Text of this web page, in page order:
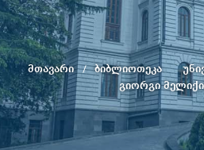
მთავარი ბიბლიოთეკა
გიორგი